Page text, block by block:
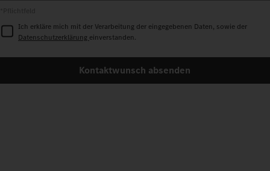
Ich erkläre mich mit der Verarbeitung der eingegebenen Daten, sowie der
Datenschutzerklärung einverstanden.
Kontaktwunsch absenden